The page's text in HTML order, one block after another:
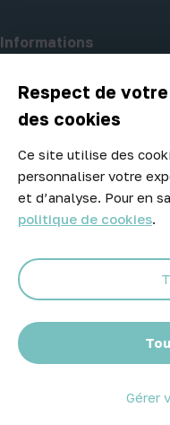
Respect de
des cookies
Ce site utilise des
personnaliser votre
et d’analyse. Pour en
politique de cookies.
Gérer
Informations
A propos d'Atelier
Ne manquez aucune
prix et
© 2026 Atelier